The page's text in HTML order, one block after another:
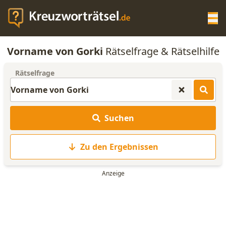
KREUZWORTRÄTSEL-HILFE
ANAGRAMM-GENERATOR
Vorname von Gorki Rätselfrage & Rätselhilfe
Rätselfrage
Suchen
Zu den Ergebnissen